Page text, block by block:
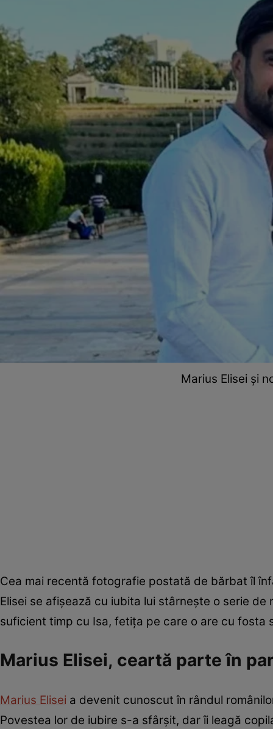
Marius Elisei și
Cea mai recentă fotografie postată de bărbat îl
Elisei se afișează cu iubita lui stârnește o serie
suficient timp cu Isa, fetița pe care o are cu fosta
Marius Elisei, ceartă parte în
Marius Elisei a devenit cunoscut în rândul
Povestea lor de iubire s-a sfârșit, dar îi leagă